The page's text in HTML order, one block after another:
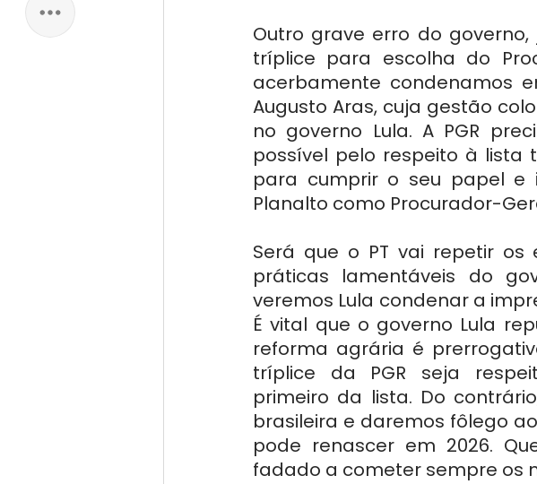
Outro grave erro do
tríplice para escolha do
acerbamente condenamos
Augusto Aras, cuja gestão
no governo Lula. A PGR
possível pelo respeito à lista
para cumprir o seu papel
Planalto como Procurador-
Será que o PT vai repetir
práticas lamentáveis do
veremos Lula condenar a
É vital que o governo Lula
reforma agrária é
tríplice da PGR seja
primeiro da lista. Do
brasileira e daremos fôlego
pode renascer em 2026.
fadado a cometer sempre os